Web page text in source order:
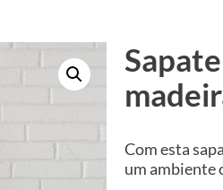
Com esta
um ambiente